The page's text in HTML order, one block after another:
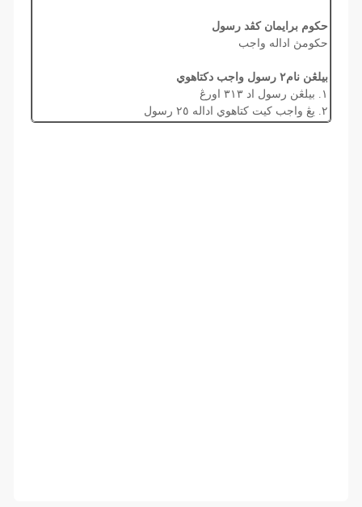
حكوم برايمان كڤد رسول
حكومڽ اداله واجب
بيلڠن نام٢ رسول واجب دكتاهوي
١. بيلڠن رسول اد ٣١٣ اورڠ
٢. يڠ واجب كيت كتاهوي اداله ٢٥ رسول